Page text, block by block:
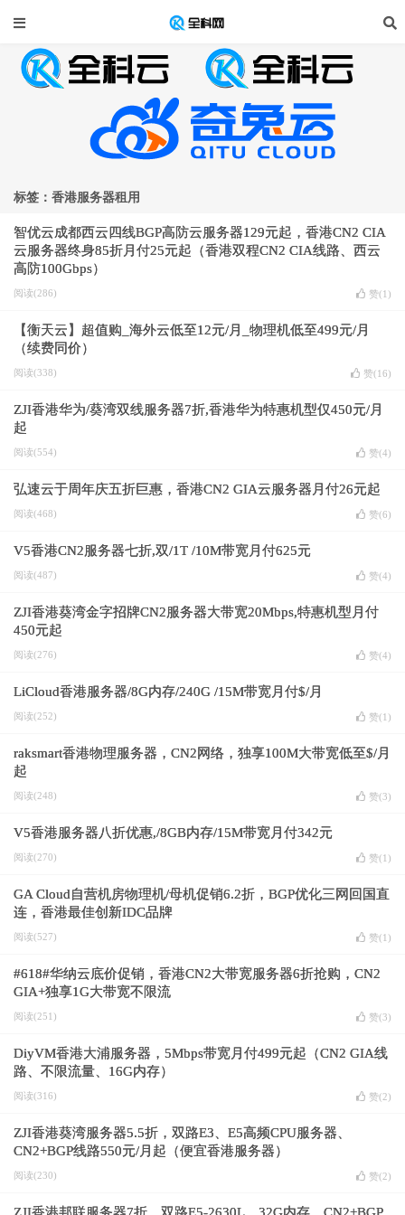
标签：香港服务器租用
智优云成都西云四线BGP高防云服务器129元起，香港CN2 CIA
云服务器终身85折月付25元起（香港双程CN2 CIA线路、西云
高防100Gbps）
阅读(286) 赞(1 )
【衡天云】超值购_海外云低至12元/月_物理机低至499元/月
（续费同价）
阅读(338) 赞(16)
ZJI香港华为/葵湾双线服务器7折,香港华为特惠机型仅450元/月
起
阅读(554) 赞(4)
弘速云于周年庆五折巨惠，香港CN2 GIA云服务器月付26元起
阅读(468) 赞(6)
V5香港CN2服务器七折,双/1T /10M带宽月付625元
阅读(487) 赞(4)
ZJI香港葵湾金字招牌CN2服务器大带宽20Mbps,特惠机型月付
450元起
阅读(276) 赞(4)
LiCloud香港服务器/8G内存/240G /15M带宽月付$/月
阅读(252) 赞(1 )
raksmart香港物理服务器，CN2网络，独享100M大带宽低至$/月
起
阅读(248) 赞(3)
V5香港服务器八折优惠,/8GB内存/15M带宽月付342元
阅读(270) 赞(1 )
GA Cloud自营机房物理机/母机促销6.2折，BGP优化三网回国直
连，香港最佳创新IDC品牌
阅读(527) 赞(1 )
#618#华纳云底价促销，香港CN2大带宽服务器6折抢购，CN2
GIA+独享1G大带宽不限流
阅读(251) 赞(3)
DiyVM香港大浦服务器，5Mbps带宽月付499元起（CN2 GIA线
路、不限流量、16G内存）
阅读(316) 赞(2)
ZJI香港葵湾服务器5.5折，双路E3、E5高频CPU服务器、
CN2+BGP线路550元/月起（便宜香港服务器）
阅读(230) 赞(2)